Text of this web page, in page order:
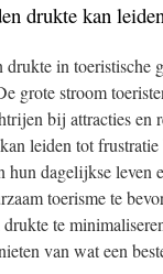
drukte kan
drukte in toeristische
grote stroom
bij attracties en
leiden tot
hun dagelijkse leven
toerisme te
te
van wat een